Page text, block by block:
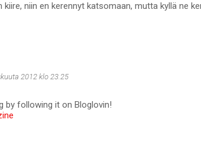
kiire, niin en kerennyt katsomaan, mutta kyllä ne
2012 klo 23.25
by following it on Bloglovin!